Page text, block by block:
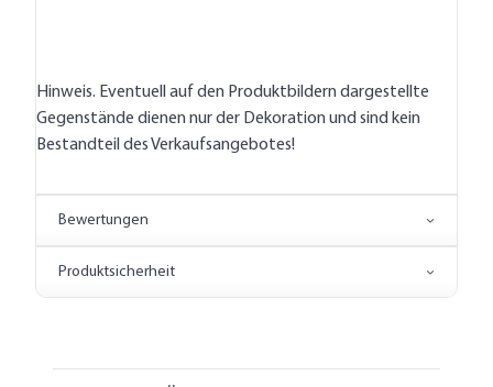
Hinweis. Eventuell auf den Produktbildern dargestellte
Gegenstände dienen nur der Dekoration und sind kein
Bestandteil des Verkaufsangebotes!
Bewertungen
Produktsicherheit